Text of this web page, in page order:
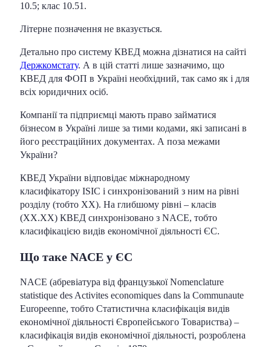
10.5; клас 10.51.
Літерне позначення не вказується.
Детально про систему КВЕД можна дізнатися на сайті
Держкомстату. А в цій статті лише зазначимо, що
КВЕД для ФОП в Україні необхідний, так само як і для
всіх юридичних осіб.
Компанії та підприємці мають право займатися
бізнесом в Україні лише за тими кодами, які записані в
його реєстраційних документах. А поза межами
України?
КВЕД України відповідає міжнародному
класифікатору ISIC і синхронізований з ним на рівні
розділу (тобто ХХ). На глибшому рівні – класів
(XX.XX) КВЕД синхронізовано з NACE, тобто
класифікацією видів економічної діяльності ЄС.
Що таке NACE у ЄС
NACE (абревіатура від французької Nomenclature
statistique des Activites economiques dans la Communaute
Europeenne, тобто Статистична класифікація видів
економічної діяльності Європейського Товариства) –
класифікація видів економічної діяльності, розроблена